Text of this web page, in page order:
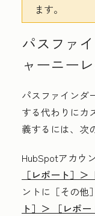
ます。
パスファ
ャーニー
パスファインダ
する代わりにカ
義するには、次
HubSpotアカウ
［レポート］＞
ントに ［その
ト］＞
［レポー